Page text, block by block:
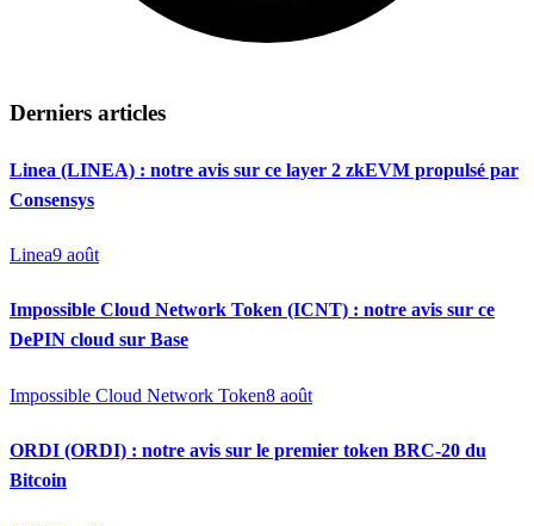
Derniers articles
Linea (LINEA) : notre avis sur ce layer 2 zkEVM propulsé par
Consensys
Linea9 août
Impossible Cloud Network Token (ICNT) : notre avis sur ce
DePIN cloud sur Base
Impossible Cloud Network Token8 août
ORDI (ORDI) : notre avis sur le premier token BRC-20 du
Bitcoin